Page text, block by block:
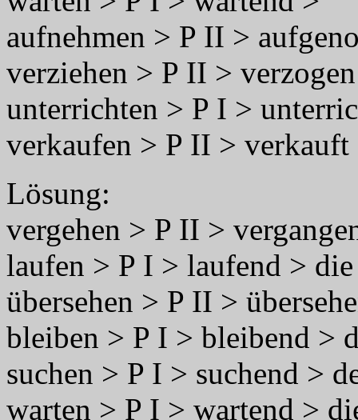
aufnehmen > P II >
verziehen > P II >
unterrichten > P I >
verkaufen > P II > verkauft
Lösung:
vergehen > P II >
laufen > P I > laufend >
übersehen > P II >
bleiben > P I > bleibend >
suchen > P I > suchend >
warten > P I > wartend >